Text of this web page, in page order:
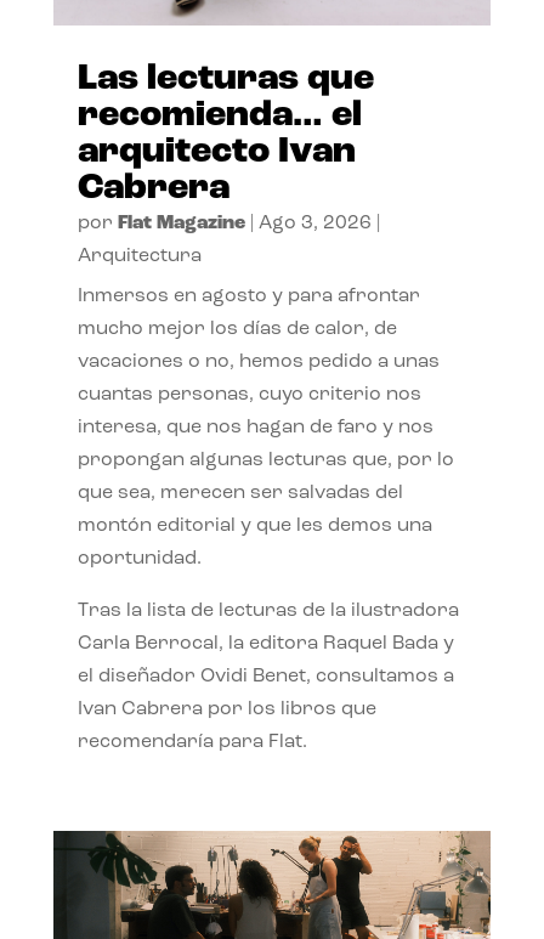
Las lecturas que
recomienda… el
arquitecto Ivan
Cabrera
por Flat Magazine| Ago 3, 2026
Arquitectura
Inmersos en agosto y para afrontar
mucho mejor los días de calor, de
vacaciones o no, hemos pedido a unas
cuantas personas, cuyo criterio nos
interesa, que nos hagan de faro y nos
propongan algunas lecturas que, por lo
que sea, merecen ser salvadas del
montón editorial y que les demos una
oportunidad.
Tras la lista de lecturas de la ilustradora
Carla Berrocal, la editora Raquel Bada y
el diseñador Ovidi Benet, consultamos a
Ivan Cabrera por los libros que
recomendaría para Flat.